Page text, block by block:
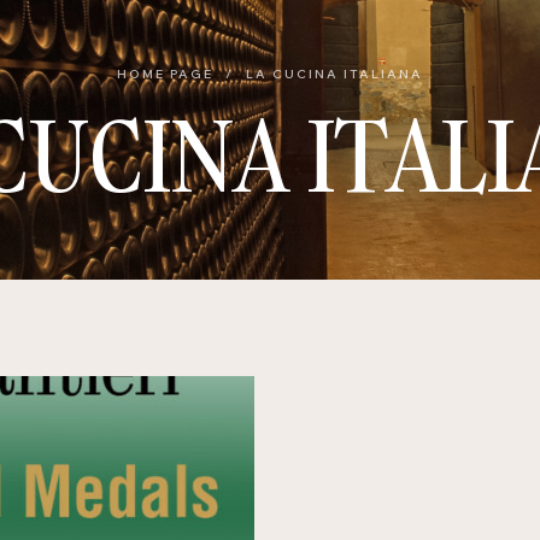
HOME PAGE / LA CUCINA ITALIANA